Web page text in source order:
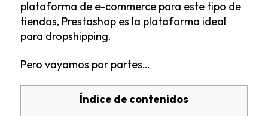
plataforma de e-commerce para este tipo de
tiendas, Prestashop es la plataforma ideal
para dropshipping.
Pero vayamos por partes…
Índice de contenidos